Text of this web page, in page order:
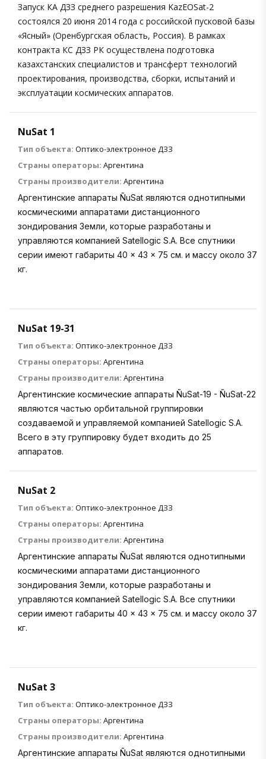
Запуск КА ДЗЗ среднего разрешения KazEOSat-2
состоялся 20 июня 2014 года с российской пусковой базы
«Ясный» (Оренбургская область, Россия). В рамках
контракта КС ДЗЗ РК осуществлена подготовка
казахстанских специалистов и трансферт технологий
проектирования, производства, сборки, испытаний и
эксплуатации космических аппаратов.
NuSat 1
Тип объекта: Оптико-электронное ДЗЗ
Страны операторы: Аргентина
Страны производители: Аргентина
Аргентинские аппараты ÑuSat являются однотипными
космическими аппаратами дистанционного
зондирования Земли, которые разработаны и
управляются компанией Satellogic S.A. Все спутники
серии имеют габариты 40 × 43 × 75 см. и массу около 37
кг.
NuSat 19-31
Тип объекта: Оптико-электронное ДЗЗ
Страны операторы: Аргентина
Страны производители: Аргентина
Аргентинские космические аппараты ÑuSat-19 - ÑuSat-22
являются частью орбитальной группировки
создаваемой и управляемой компанией Satellogic S.A.
Всего в эту группировку будет входить до 25
аппаратов.
NuSat 2
Тип объекта: Оптико-электронное ДЗЗ
Страны операторы: Аргентина
Страны производители: Аргентина
Аргентинские аппараты ÑuSat являются однотипными
космическими аппаратами дистанционного
зондирования Земли, которые разработаны и
управляются компанией Satellogic S.A. Все спутники
серии имеют габариты 40 × 43 × 75 см. и массу около 37
кг.
NuSat 3
Тип объекта: Оптико-электронное ДЗЗ
Страны операторы: Аргентина
Страны производители: Аргентина
Аргентинские аппараты ÑuSat являются однотипными